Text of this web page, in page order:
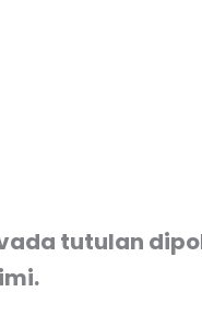
tutulan